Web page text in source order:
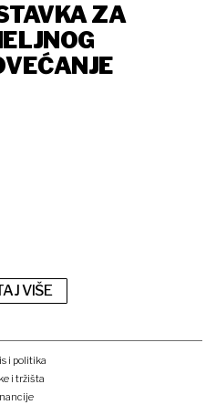
ZA
VIŠE
i politika
i tržišta